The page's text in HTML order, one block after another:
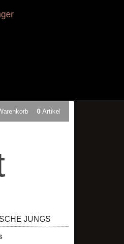
0 Artikel
JUNGS